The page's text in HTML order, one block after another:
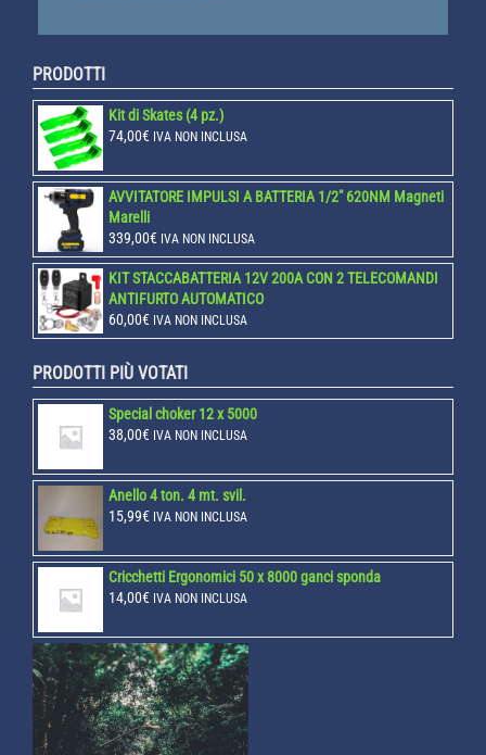
PRODOTTI
Kit di Skates (4 pz.)
74,00€ IVA NON INCLUSA
AVVITATORE IMPULSI A BATTERIA 1/2" 620NM Magneti
Marelli
339,00€ IVA NON INCLUSA
KIT STACCABATTERIA 12V 200A CON 2 TELECOMANDI
ANTIFURTO AUTOMATICO
60,00€ IVA NON INCLUSA
PRODOTTI PIÙ VOTATI
Special choker 12 x 5000
38,00€ IVA NON INCLUSA
Anello 4 ton. 4 mt. svil.
15,99€ IVA NON INCLUSA
Cricchetti Ergonomici 50 x 8000 ganci sponda
14,00€ IVA NON INCLUSA